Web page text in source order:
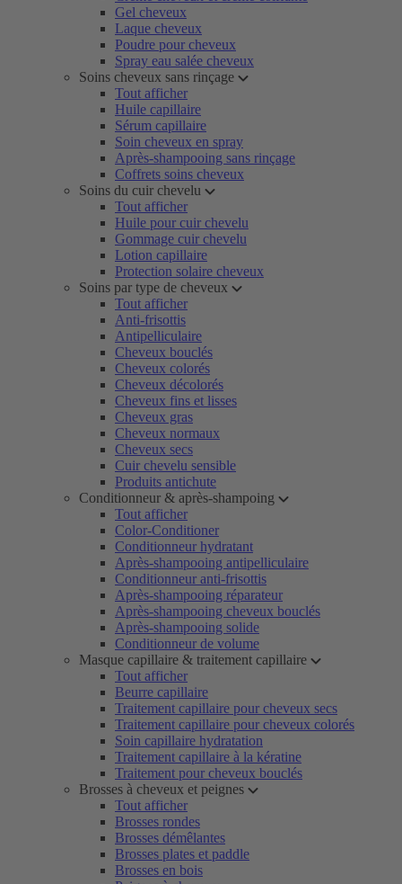
Gel cheveux
Laque cheveux
Poudre pour cheveux
Spray eau salée cheveux
Soins cheveux sans rinçage
Tout afficher
Huile capillaire
Sérum capillaire
Soin cheveux en spray
Après-shampooing sans rinçage
Coffrets soins cheveux
Soins du cuir chevelu
Tout afficher
Huile pour cuir chevelu
Gommage cuir chevelu
Lotion capillaire
Protection solaire cheveux
Soins par type de cheveux
Tout afficher
Anti-frisottis
Antipelliculaire
Cheveux bouclés
Cheveux colorés
Cheveux décolorés
Cheveux fins et lisses
Cheveux gras
Cheveux normaux
Cheveux secs
Cuir chevelu sensible
Produits antichute
Conditionneur & après-shampoing
Tout afficher
Color-Conditioner
Conditionneur hydratant
Après-shampooing antipelliculaire
Conditionneur anti-frisottis
Après-shampooing réparateur
Après-shampooing cheveux bouclés
Après-shampooing solide
Conditionneur de volume
Masque capillaire & traitement capillaire
Tout afficher
Beurre capillaire
Traitement capillaire pour cheveux secs
Traitement capillaire pour cheveux colorés
Soin capillaire hydratation
Traitement capillaire à la kératine
Traitement pour cheveux bouclés
Brosses à cheveux et peignes
Tout afficher
Brosses rondes
Brosses démêlantes
Brosses plates et paddle
Brosses en bois